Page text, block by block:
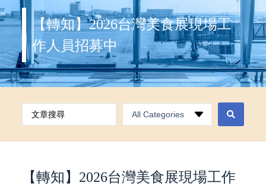
【轉知】2026台灣美食展現場工
作人員招募中
【轉知】2026台灣美食展現場工作